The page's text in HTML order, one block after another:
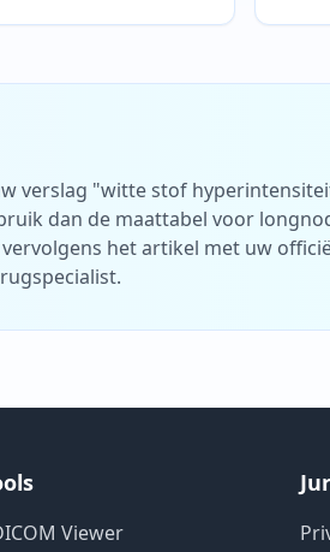
verslag "witte stof
dan de maattabel voor
het artikel met uw
Viewer